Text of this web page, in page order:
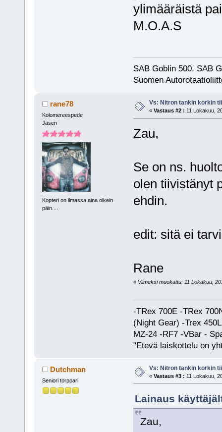
ylimääräistä
M.O.A.S
SAB Goblin 500, SAB
Suomen
rane78
Kolomereespede
Jäsen
Kopteri on ilmassa aina oikein
päin....
Vs: Nitron tankin korkin
« Vastaus #2 : 11 Lokakuu,
Zau,
Se on ns.
olen tiivistänyt
ehdin.
edit: sitä ei
Rane
« Viimeksi muokattu: 11 Lokakuu,
-TRex 700E -TRex
(Night Gear) -Trex
MZ-24 -RF7 -VBar -
"Etevä laiskottelu on
Dutchman
Seniori torppari
Vs: Nitron tankin korkin
« Vastaus #3 : 11 Lokakuu,
Lainaus
Zau,